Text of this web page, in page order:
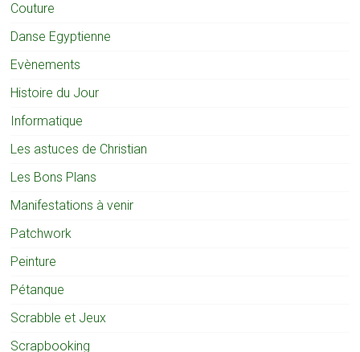
Couture
Danse Egyptienne
Evènements
Histoire du Jour
Informatique
Les astuces de Christian
Les Bons Plans
Manifestations à venir
Patchwork
Peinture
Pétanque
Scrabble et Jeux
Scrapbooking